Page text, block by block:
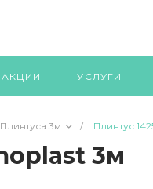
АКЦИИ УСЛУГИ
Плинтуса 3м / Плинтус
3м